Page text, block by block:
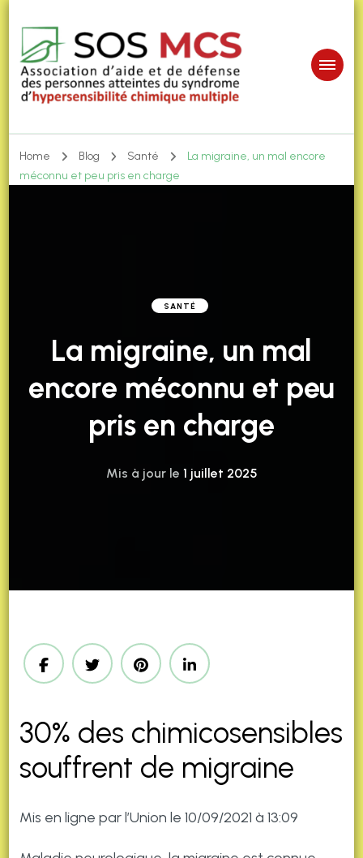
Home Blog Santé
La migraine, un mal encore
méconnu et peu pris en charge
SANTÉ
La migraine, un mal
encore méconnu et peu
pris en charge
Mis à jour le 1 juillet 2025
30% des chimicosensibles
souffrent de migraine
Mis en ligne par l’Union le 10/09/2021 à 13:09